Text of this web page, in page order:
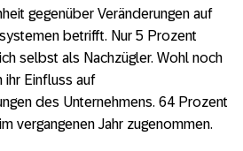
gegenüber Veränderungen auf
betrifft. Nur 5 Prozent
selbst als Nachzügler. Wohl noch
ihr Einfluss auf
des Unternehmens. 64 Prozent
vergangenen Jahr zugenommen.